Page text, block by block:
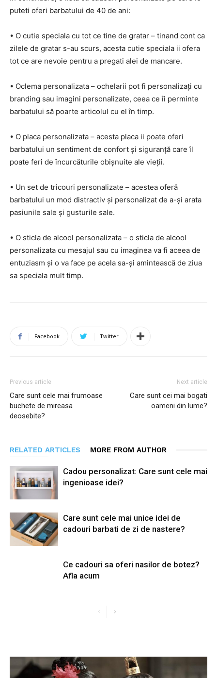
puteti oferi barbatului de 40 de ani:
• O cutie speciala cu tot ce tine de gratar – tinand cont ca
zilele de gratar s-au scurs, acesta cutie speciala ii ofera
tot ce are nevoie pentru a pregati alei de mancare.
• Oclema personalizata – ochelarii pot fi personalizați cu
branding sau imagini personalizate, ceea ce îi perminte
barbatului să poarte articolul cu el în timp.
• O placa personalizata – acesta placa ii poate oferi
barbatului un sentiment de confort și siguranță care îl
poate feri de încurcăturile obișnuite ale vieții.
• Un set de tricouri personalizate – acestea oferă
barbatului un mod distractiv și personalizat de a-și arata
pasiunile sale și gusturile sale.
• O sticla de alcool personalizata – o sticla de alcool
personalizata cu mesajul sau cu imaginea va fi aceea de
entuziasm și o va face pe acela sa-și amintească de ziua
sa speciala mult timp.
Facebook Twitter
Previous article
Care sunt cele mai frumoase
buchete de mireasa
deosebite?
Next article
Care sunt cei mai bogati
oameni din lume?
RELATED ARTICLES MORE FROM AUTHOR
Cadou personalizat: Care sunt cele mai
ingenioase idei?
Care sunt cele mai unice idei de
cadouri barbati de zi de nastere?
Ce cadouri sa oferi nasilor de botez?
Afla acum